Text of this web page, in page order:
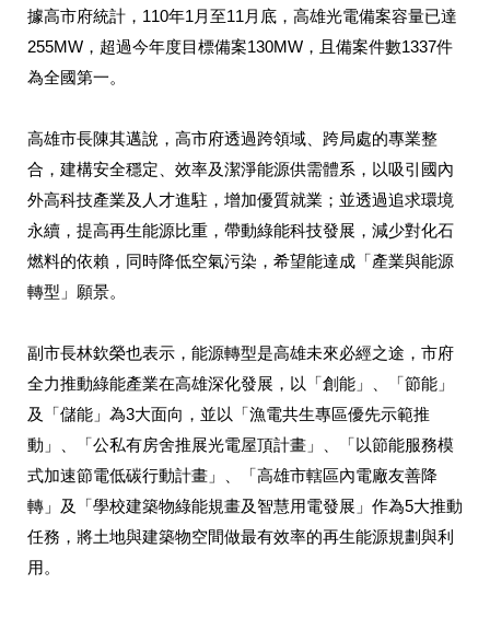
據高市府統計，110年1月至11月底，高雄光電備案容量已達
255MW，超過今年度目標備案130MW，且備案件數1337件
為全國第一。
高雄市長陳其邁說，高市府透過跨領域、跨局處的專業整
合，建構安全穩定、效率及潔淨能源供需體系，以吸引國內
外高科技產業及人才進駐，增加優質就業；並透過追求環境
永續，提高再生能源比重，帶動綠能科技發展，減少對化石
燃料的依賴，同時降低空氣污染，希望能達成「產業與能源
轉型」願景。
副市長林欽榮也表示，能源轉型是高雄未來必經之途，市府
全力推動綠能產業在高雄深化發展，以「創能」、「節能」
及「儲能」為3大面向，並以「漁電共生專區優先示範推
動」、「公私有房舍推展光電屋頂計畫」、「以節能服務模
式加速節電低碳行動計畫」、「高雄市轄區內電廠友善降
轉」及「學校建築物綠能規畫及智慧用電發展」作為5大推動
任務，將土地與建築物空間做最有效率的再生能源規劃與利
用。